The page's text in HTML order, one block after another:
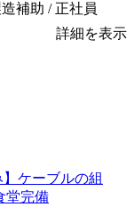
補助 / 正社員
詳細を表示